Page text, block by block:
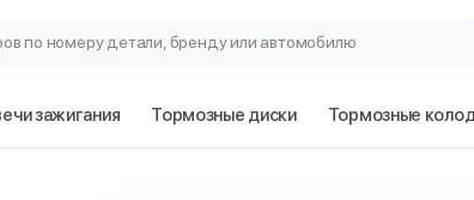
по номеру детали, бренду или автомобилю
зажигания Тормозные диски Тормозные